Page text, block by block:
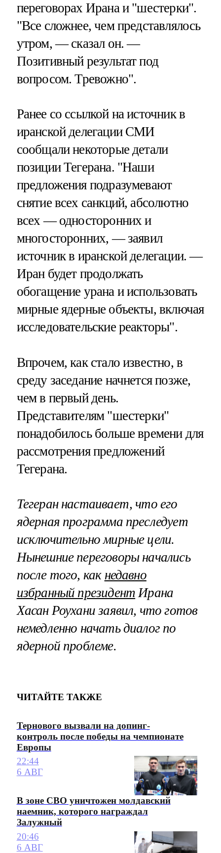
переговорах Ирана и "шестерки".
"Все сложнее, чем представлялось
утром, — сказал он. —
Позитивный результат под
вопросом. Тревожно".
Ранее со ссылкой на источник в
иранской делегации СМИ
сообщали некоторые детали
позиции Тегерана. "Наши
предложения подразумевают
снятие всех санкций, абсолютно
всех — односторонних и
многосторонних, — заявил
источник в иранской делегации. —
Иран будет продолжать
обогащение урана и использовать
мирные ядерные объекты, включая
исследовательские реакторы".
Впрочем, как стало известно, в
среду заседание начнется позже,
чем в первый день.
Представителям "шестерки"
понадобилось больше времени для
рассмотрения предложений
Тегерана.
Тегеран настаивает, что его
ядерная программа преследует
исключительно мирные цели.
Нынешние переговоры начались
после того, как недавно
избранный президент Ирана
Хасан Роухани заявил, что готов
немедленно начать диалог по
ядерной проблеме.
ЧИТАЙТЕ ТАКЖЕ
Тернового вызвали на допинг-
контроль после победы на чемпионате
Европы
22:44
6 АВГ
В зоне СВО уничтожен молдавский
наемник, которого награждал
Залужный
20:46
6 АВГ